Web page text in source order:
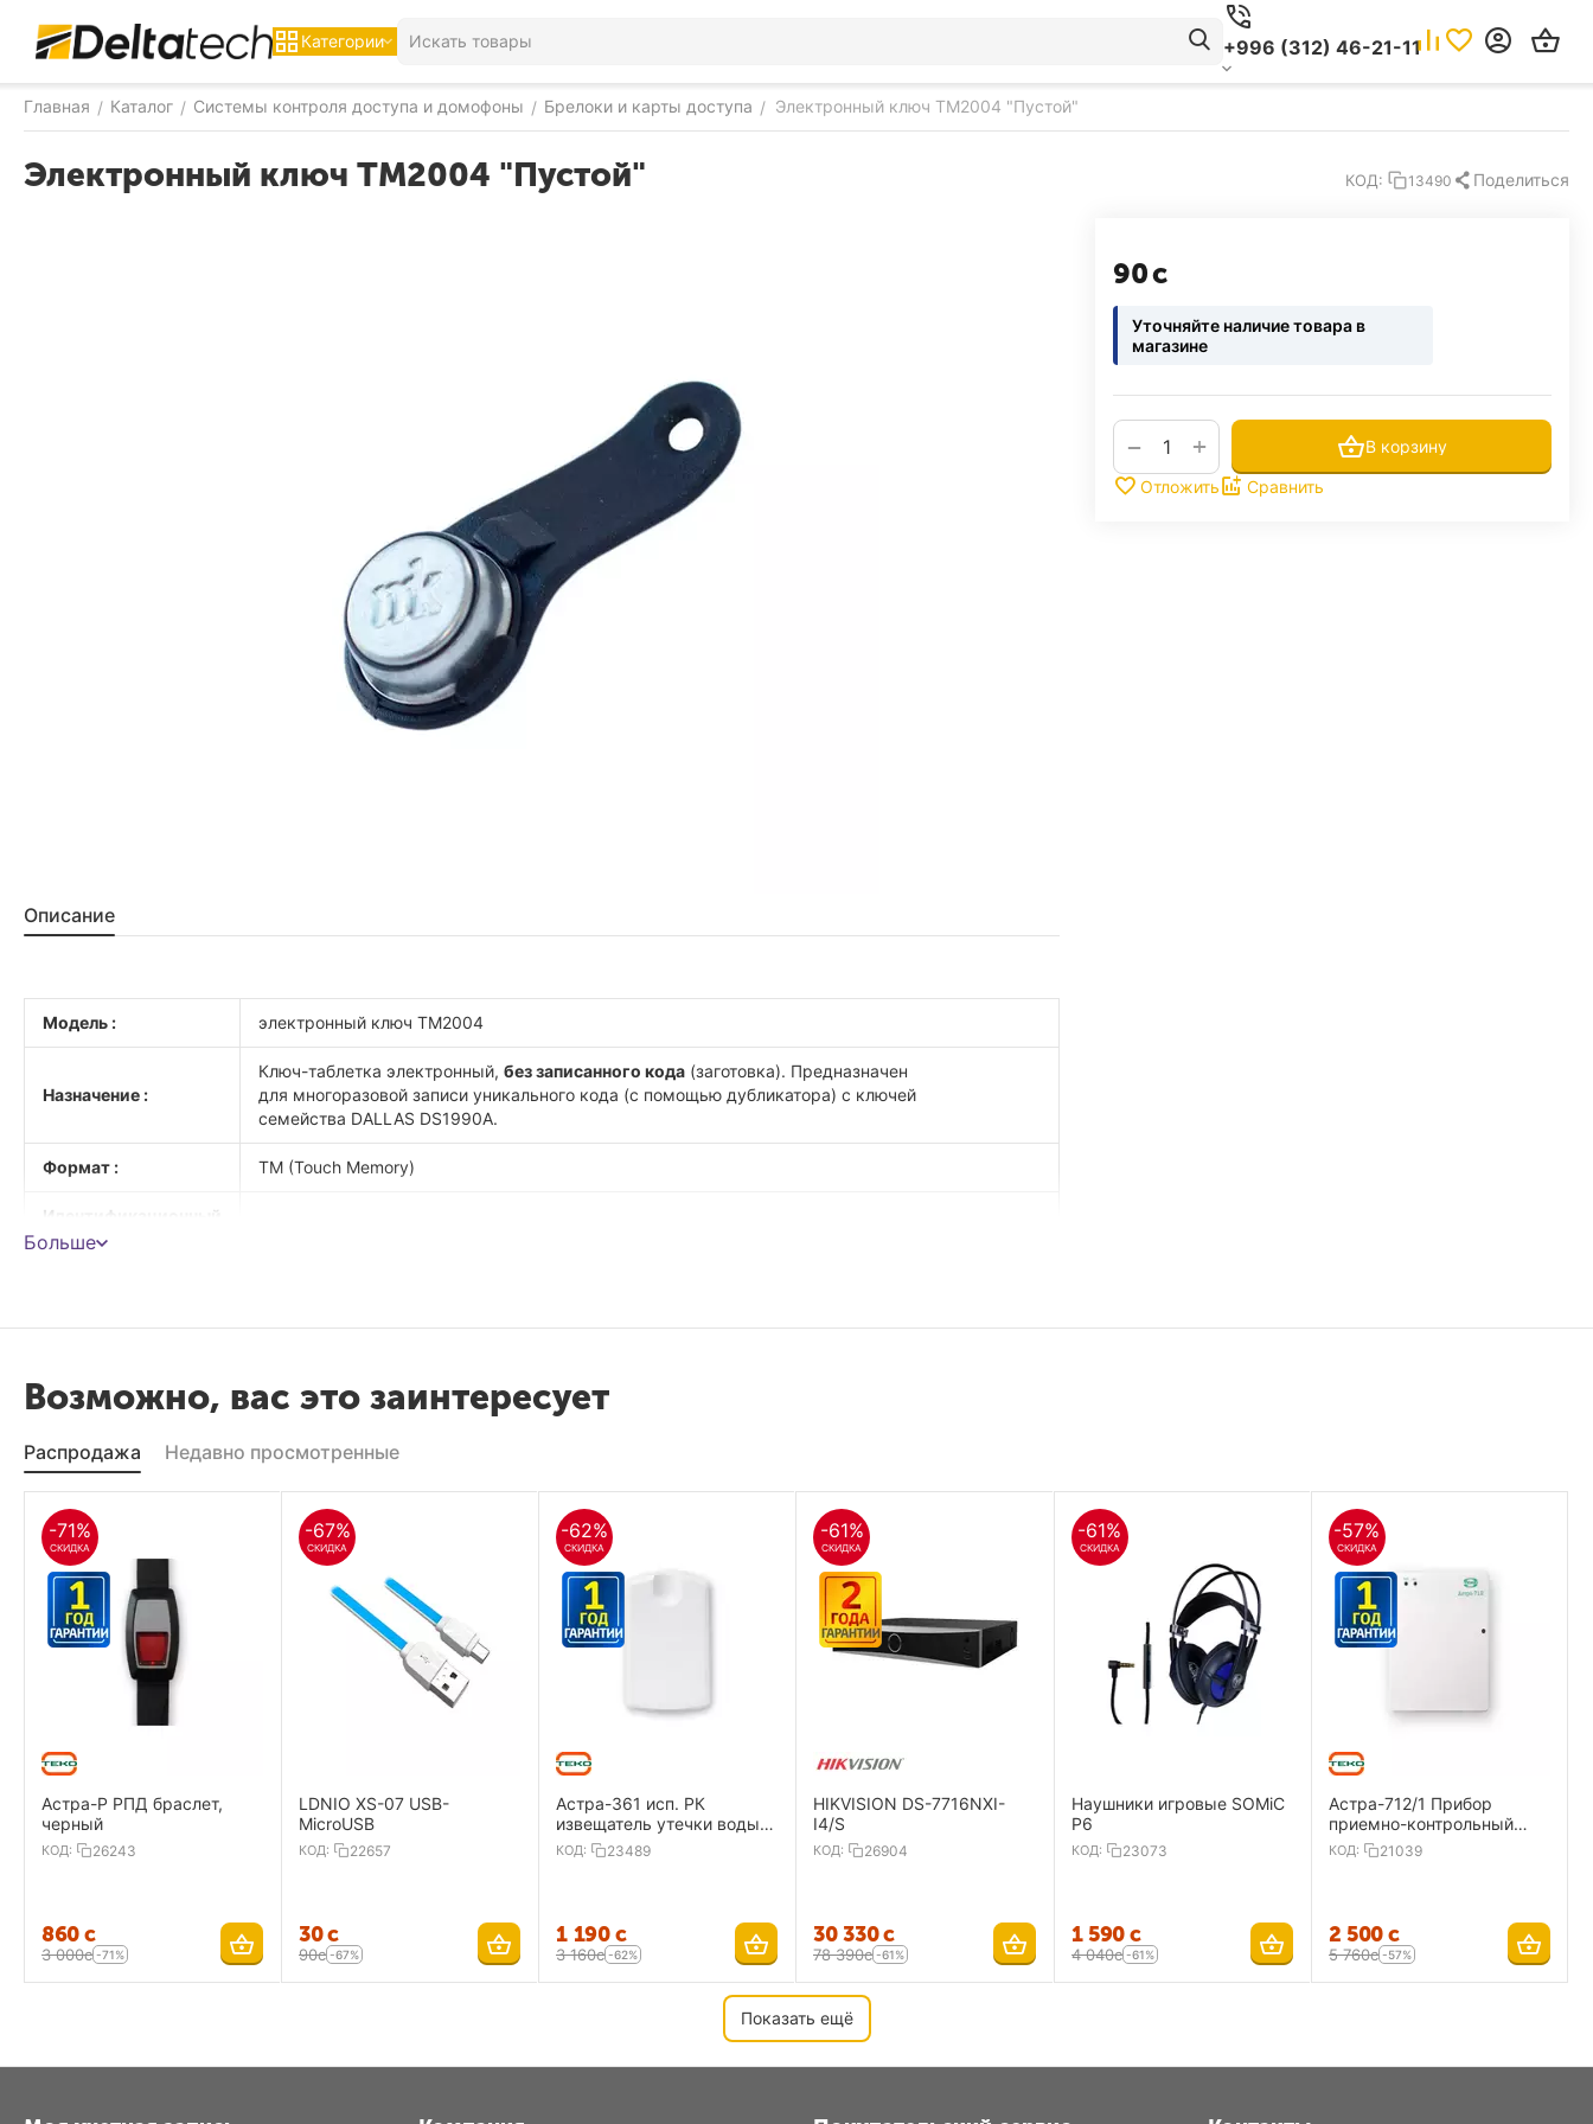
Категории +996 (312) 46-21-11
Главная / Каталог / Системы контроля доступа и домофоны / Брелоки и карты доступа / Электронный ключ ТМ2004 "Пустой"
Электронный ключ ТМ2004 "Пустой" КОД: 13490 Поделиться
‍90‍с
Уточняйте наличие товара в
магазине
+
−
В корзину
Отложить
Сравнить
Описание
Модель : электронный ключ ТМ2004
Назначение :
Ключ-таблетка электронный, без записанного кода (заготовка). Предназначен
для многоразовой записи уникального кода (с помощью дубликатора) с ключей
семейства DALLAS DS1990A.
Формат : ТМ (Touch Memory)
Идентификационный
код :
Перезапись кода : многоразово
Цвет : чёрный
Вес ключа (±3%) :
Материал таблетки
и оболочки :
"магнитный носитель" - металл, защитная оболочка - пластик
Больше
Возможно, вас это заинтересует
Распродажа Недавно просмотренные
-71%
СКИДКА
Астра-Р РПД браслет,
черный
КОД: 26243
‍860‍с
3 000с -71%
-67%
СКИДКА
LDNIO XS-07 USB-
MicroUSB
КОД: 22657
‍30‍с
‍90‍с -67%
-62%
СКИДКА
Астра-361 исп. РК
извещатель утечки воды,
радиоканальный
КОД: 23489
1 190 с
3 160с -62%
-61%
СКИДКА
HIKVISION DS-7716NXI-
I4/S
КОД: 26904
30 330с
78 390с -61%
-61%
СКИДКА
Наушники игровые SOMiC
P6
КОД: 23073
1 590с
4 040с -61%
-57%
СКИДКА
Астра-712/1 Прибор
приемно-контрольный
охранно-пожарный 1
ШС,ИП
КОД: 21039
2 500с
5 760с -57%
Показать ещё